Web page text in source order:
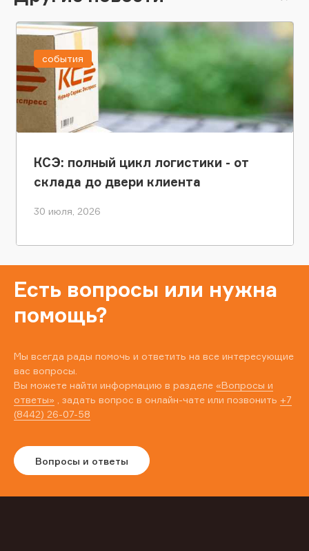
КСЭ: полный цикл логистики - от
склада до двери клиента
30 июля, 2026
события
Есть вопросы или нужна
помощь?
Мы всегда рады помочь и ответить на все интересующие
вас вопросы.
Вы можете найти информацию в разделе «Вопросы и
ответы» , задать вопрос в онлайн-чате или позвонить +7
(8442) 26-07-58
Вопросы и ответы